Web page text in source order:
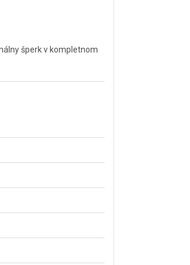
šperk v kompletnom